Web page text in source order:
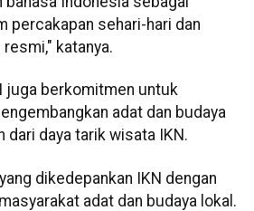
percakapan sehari-hari dan
katanya.
juga berkomitmen untuk
adat dan budaya
dari daya tarik wisata IKN.
dikedepankan IKN dengan
adat dan budaya lokal.